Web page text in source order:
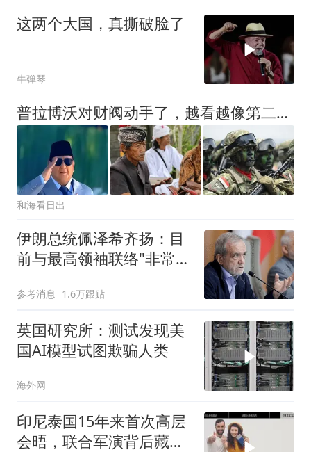
这两个大国，真撕破脸了
牛弹琴
普拉博沃对财阀动手了，越看越像第二个普京，印尼随时可能变天
和海看日出
伊朗总统佩泽希齐扬：目
前与最高领袖联络"非常困
参考消息 1.6万跟贴
英国研究所：测试发现美
国AI模型试图欺骗人类
海外网
印尼泰国15年来首次高层
会晤，联合军演背后藏着